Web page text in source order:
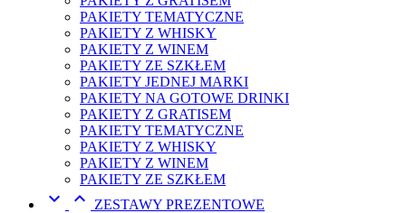
PAKIETY TEMATYCZNE
PAKIETY Z WHISKY
PAKIETY Z WINEM
PAKIETY ZE SZKŁEM
PAKIETY JEDNEJ MARKI
PAKIETY NA GOTOWE DRINKI
PAKIETY Z GRATISEM
PAKIETY TEMATYCZNE
PAKIETY Z WHISKY
PAKIETY Z WINEM
PAKIETY ZE SZKŁEM
  ZESTAWY PREZENTOWE